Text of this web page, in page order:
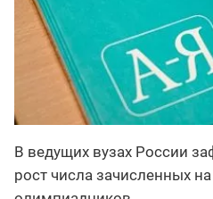
В ведущих вузах России
рост числа зачисленных